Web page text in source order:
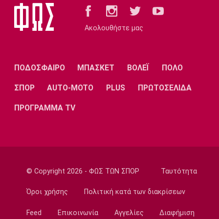
Ποδόσφαιρο - Διεθνή
Νάϊμεγκεν: Εντός έδρας ήττα από την
Ποδόσφαιρο - Διεθνή
20:30
Super League 1
ΠΑΟΚ – Μπραν 2-3: Εκτός συνέχειας από το
«δικέφαλου»
Ακολουθήστε μας
ΠΟΔΟΣΦΑΙΡΟ ΜΠΑΣΚΕΤ ΒΟΛΕΪ ΠΟΛΟ
ΣΠΟΡ AUTO-MOTO PLUS ΠΡΩΤΟΣΕΛΙΔΑ
ΠΡΟΓΡΑΜΜΑ TV
© Copyright 2026 - ΦΩΣ ΤΩΝ ΣΠΟΡ Ταυτότητα
Όροι χρήσης Πολιτική κατά των διακρίσεων
Feed Επικοινωνία Αγγελίες Διαφήμιση